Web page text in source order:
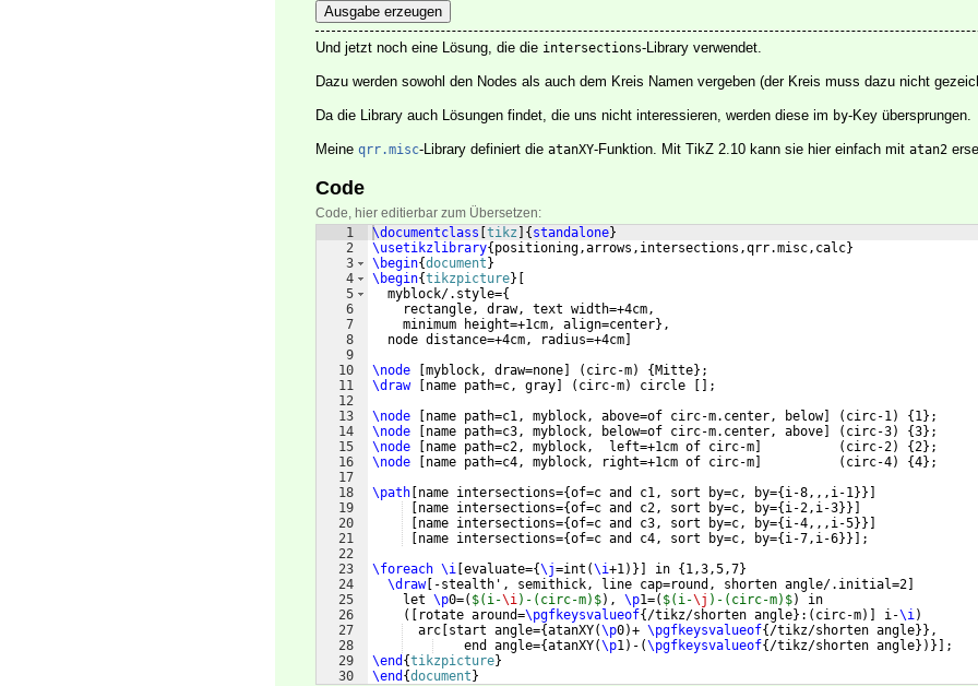
Ausgabe erzeugen
Und jetzt noch eine Lösung, die die intersections-Library verwendet.
Dazu werden sowohl den Nodes als auch dem Kreis Namen vergeben (der Kreis muss dazu nicht
Da die Library auch Lösungen findet, die uns nicht interessieren, werden diese im by-Key übersprungen.
Meine qrr.misc-Library definiert die atanXY-Funktion. Mit TikZ 2.10 kann sie hier einfach mit atan2
Code
Code, hier editierbar zum Übersetzen:
1
2
3
4
5
6
7
8
9
10
11
12
13
14
15
16
17
18
19
20
21
22
23
24
25
26
27
28
29
30
\documentclass tikz { standalone}
\usetikzlibrary{ positioning,arrows,intersections,qrr.misc,calc}
\begin{document }
\begin{tikzpicture}
  myblock/.style=
{
    rectangle, draw, text width=+4cm,
    minimum height=+1cm, align=center
} ,
  node distance=+4cm, radius=+4cm
\node
myblock, draw=none ( circ-m) { Mitte} ;
\draw
name path=c, gray ( circ-m) circle
;
\node
name path=c1, myblock, above=of circ-m.center, below] ( circ-1) { 1} ;
\node
name path=c3, myblock, below=of circ-m.center, above ( circ-3) {3} ;
\node
name path=c2, myblock,  left=+1cm of circ-m ( circ-2) {2} ;
\node
name path=c4, myblock, right=+1cm of circ-m ( circ-4) {4} ;
\path name intersections={of=c and c1, sort by=c, by={ i-8,,,i-1}}]
name intersections={of=c and c2, sort by=c, by={ i-2,i-3}}]
name intersections={of=c and c3, sort by=c, by={ i-4,,,i-5}}]
name intersections={of=c and c4, sort by=c, by={ i-7,i-6}}]
;
\foreach \i evaluate={\j=int (\i+1)}] in { 1,3,5,7}
\draw[ -stealth', semithick, line cap=round, shorten angle/.initial=2
    let
\p0=( $(i-\i)-(circ-m)$) , \p1=( $(i-\j )-(circ-m)$)
in
([
rotate around=\pgfkeysvalueof{ /tikz/shorten angle} : ( circ-m)] i-\i)
  arc
start angle={atanXY(\p0)+ \pgfkeysvalueof{ /tikz/shorten angle}} ,
    end angle=
{atanXY(\p1) - (\pgfkeysvalueof{ /tikz/shorten angle})}]
;
\end {tikzpicture}
\end {document }